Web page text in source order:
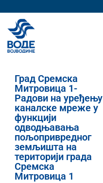
Град Сремска
Митровица 1-
Радови на уређењу
каналске мреже у
функцији
одводњавања
пољопривредног
земљишта на
територији града
Сремска
Митровица 1